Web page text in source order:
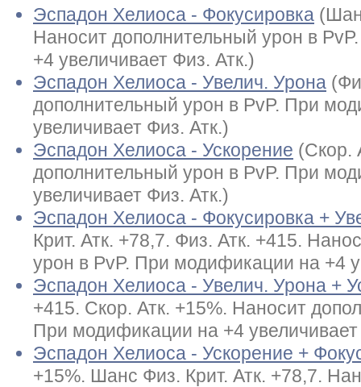
Эспадон Хелиоса - Фокусировка
Наносит дополнительный урон в
+4 увеличивает Физ. Атк.)
Эспадон Хелиоса - Увелич. Урона
дополнительный урон в PvP. При
увеличивает Физ. Атк.)
Эспадон Хелиоса - Ускорение (Скор.
дополнительный урон в PvP. При
увеличивает Физ. Атк.)
Эспадон Хелиоса - Фокусировка +
Крит. Атк. +78,7. Физ. Атк. +415.
урон в PvP. При модификации на +4
Эспадон Хелиоса - Увелич. Урона +
+415. Скор. Атк. +15%. Наносит
При модификации на +4
Эспадон Хелиоса - Ускорение +
+15%. Шанс Физ. Крит. Атк. +78,7.